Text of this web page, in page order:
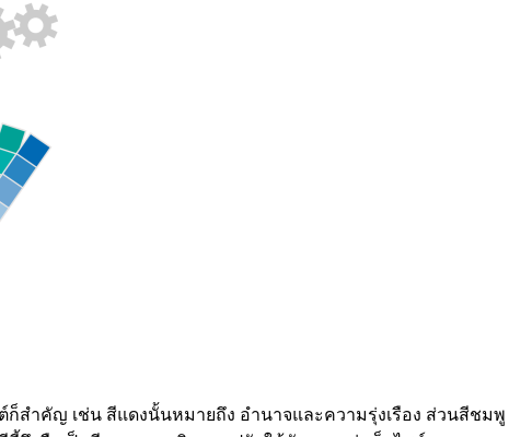
ำคัญ เช่น สีแดงนั้นหมายถึง อำนาจและความรุ่งเรือง ส่วนสีช